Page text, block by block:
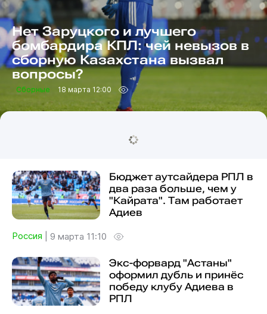
Нет Заруцкого и лучшего
бомбардира КПЛ: чей невызов в
сборную Казахстана вызвал
вопросы?
Сборные 18 марта 12:00
Бюджет аутсайдера РПЛ в
два раза больше, чем у
"Кайрата". Там работает
Адиев
Россия 9 марта 11:10
Экс-форвард "Астаны"
оформил дубль и принёс
победу клубу Адиева в
РПЛ